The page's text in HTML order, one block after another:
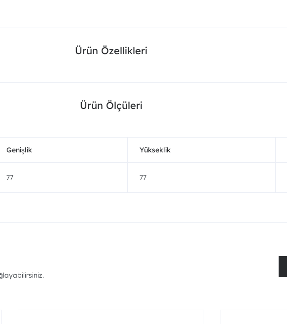
Ürün Özellikleri
Ürün Ölçüleri
Genişlik Yükseklik
77 77